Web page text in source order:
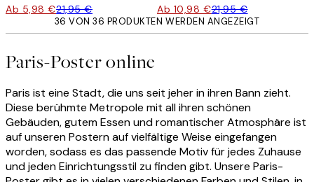
Ab 5,98 €21,95 € Ab 10,98 €21,95 €
36 VON 36 PRODUKTEN WERDEN ANGEZEIGT
Paris-Poster online
Paris ist eine Stadt, die uns seit jeher in ihren Bann zieht.
Diese berühmte Metropole mit all ihren schönen
Gebäuden, gutem Essen und romantischer Atmosphäre ist
auf unseren Postern auf vielfältige Weise eingefangen
worden, sodass es das passende Motiv für jedes Zuhause
und jeden Einrichtungsstil zu finden gibt. Unsere Paris-